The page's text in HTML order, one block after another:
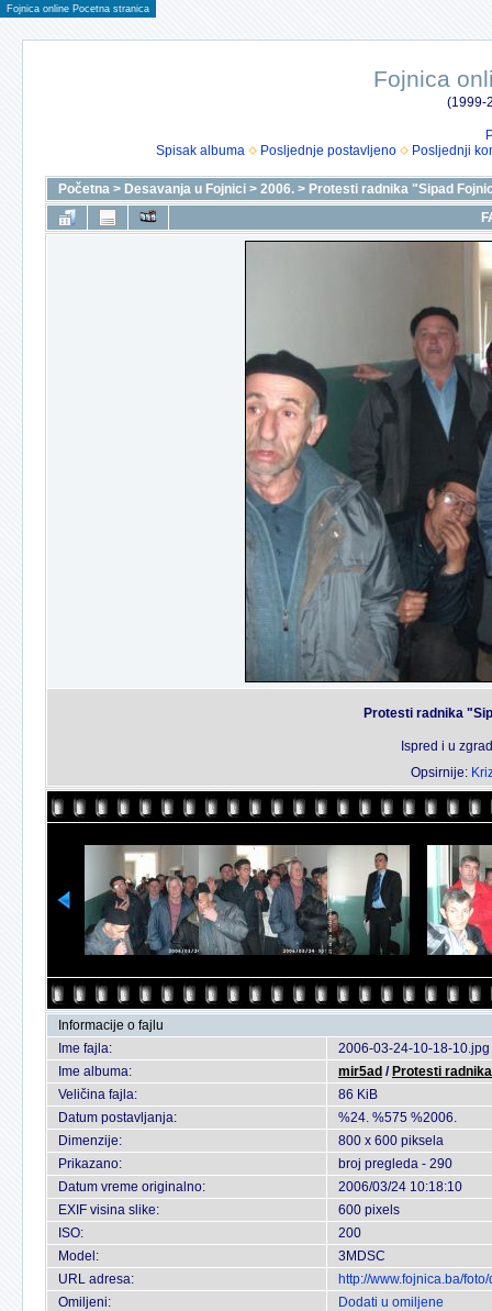
Fojnica online Pocetna stranica
Fojnica
(1999-
Spisak albuma
Posljednje postavljeno Posljednji
Početna > Desavanja u Fojnici > 2006. > Protesti radnika "Sipad
Protesti radnika
Ispred i u
Opsirnije:
Informacije o fajlu
Ime fajla:
2006-03-24-10-18-10.jpg
Ime albuma:
mir5ad / Protesti
Veličina fajla:
86 KiB
Datum postavljanja:
%24. %575 %2006.
Dimenzije:
800 x 600 piksela
Prikazano:
broj pregleda - 290
Datum vreme originalno:
2006/03/24 10:18:10
EXIF visina slike:
600 pixels
ISO:
200
Model:
3MDSC
URL adresa:
http://www.fojnica.ba/
Omiljeni:
Dodati u omiljene